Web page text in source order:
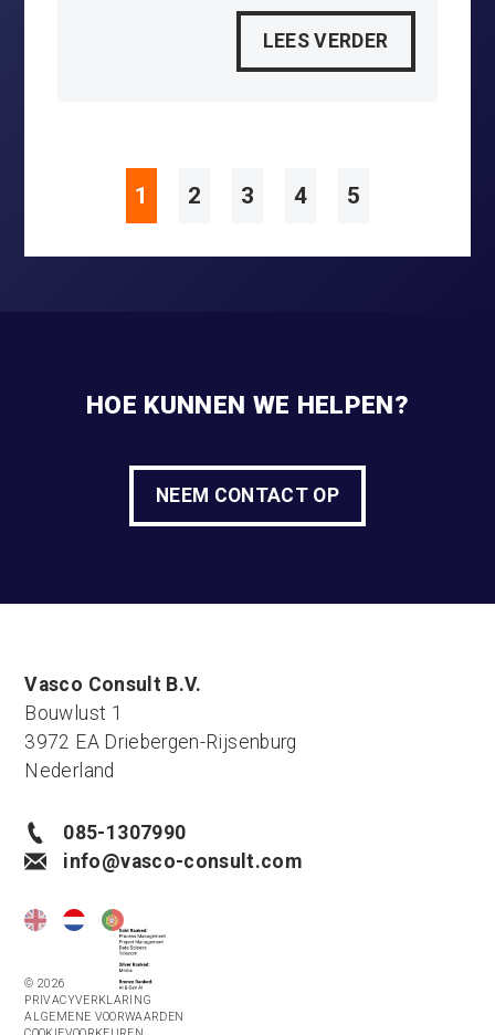
LEES VERDER
1 2 3 4 5
HOE KUNNEN WE HELPEN?
NEEM CONTACT OP
Vasco Consult B.V.
Bouwlust 1
3972 EA Driebergen-Rijsenburg
Nederland
085-1307990
info@vasco-consult.com
© 2026
PRIVACYVERKLARING
ALGEMENE VOORWAARDEN